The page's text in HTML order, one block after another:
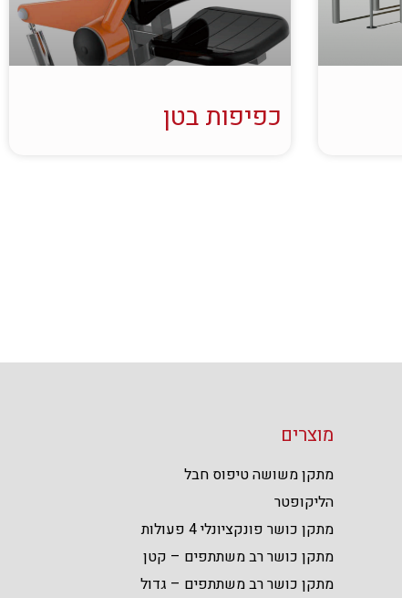
כפיפות בטן
מוצרים
מתקן משושה טיפוס חבל
הליקופטר
מתקן כושר פונקציונלי 4 פעולות
מתקן כושר רב משתתפים – קטן
מתקן כושר רב משתתפים – גדול